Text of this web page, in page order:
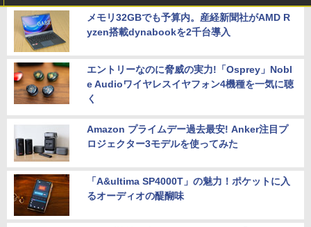
メモリ32GBでも予算内。産経新聞社がAMD R
yzen搭載dynabookを2千台導入
エントリーなのに脅威の実力!「Osprey」Nobl
e Audioワイヤレスイヤフォン4機種を一気に聴
く
Amazon プライムデー過去最安! Anker注目プ
ロジェクター3モデルを使ってみた
「A&ultima SP4000T」の魅力！ポケットに入
るオーディオの醍醐味